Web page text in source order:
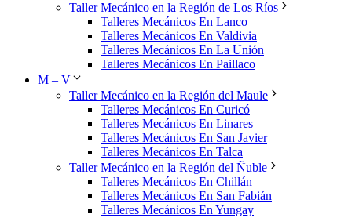
Taller Mecánico en la Región de Los Ríos
Talleres Mecánicos En Lanco
Talleres Mecánicos En Valdivia
Talleres Mecánicos En La Unión
Talleres Mecánicos En Paillaco
M – V
Taller Mecánico en la Región del Maule
Talleres Mecánicos En Curicó
Talleres Mecánicos En Linares
Talleres Mecánicos En San Javier
Talleres Mecánicos En Talca
Taller Mecánico en la Región del Ñuble
Talleres Mecánicos En Chillán
Talleres Mecánicos En San Fabián
Talleres Mecánicos En Yungay